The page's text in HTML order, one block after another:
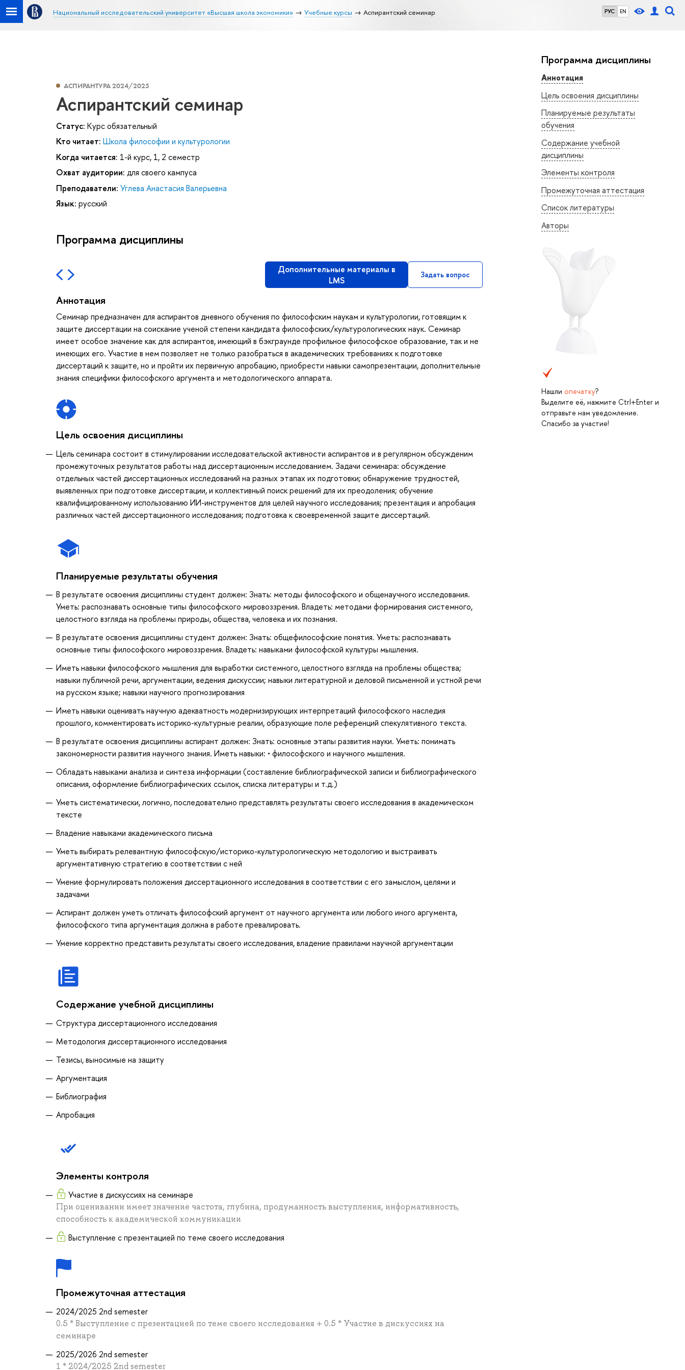
РУС EN
Национальный исследовательский университет «Высшая школа экономики» Учебные курсы Аспирантский семинар
Программа дисциплины
Аннотация
Цель освоения дисциплины
Планируемые результаты
обучения
Содержание учебной
дисциплины
Элементы контроля
Промежуточная аттестация
Список литературы
Авторы
Нашли опечатку?
Выделите её, нажмите Ctrl+Enter и
отправьте нам уведомление.
Спасибо за участие!
АСПИРАНТУРА 2024/2025
Аспирантский семинар
Статус: Курс обязательный
Кто читает: Школа философии и культурологии
Когда читается: 1-й курс, 1, 2 семестр
Охват аудитории: для своего кампуса
Преподаватели: Углева Анастасия Валерьевна
Язык: русский
Программа дисциплины
Дополнительные материалы в
LMS
Задать вопрос
Аннотация
Семинар предназначен для аспирантов дневного обучения по философским наукам и культурологии, готовящим к
защите диссертации на соискание ученой степени кандидата философских/культурологических наук. Семинар
имеет особое значение как для аспирантов, имеющий в бэкграунде профильное философское образование, так и не
имеющих его. Участие в нем позволяет не только разобраться в академических требованиях к подготовке
диссертаций к защите, но и пройти их первичную апробацию, приобрести навыки самопрезентации, дополнительные
знания специфики философского аргумента и методологического аппарата.
Цель освоения дисциплины
Цель семинара состоит в стимулировании исследовательской активности аспирантов и в регулярном обсужденим
промежуточных результатов работы над диссертационным исследованием. Задачи семинара: обсуждение
отдельных частей диссертационных исследований на разных этапах их подготовки; обнаружение трудностей,
выявленных при подготовке диссертации, и коллективный поиск решений для их преодоления; обучение
квалифицированному использованию ИИ-инструментов для целей научного исследования; презентация и апробация
различных частей диссертационного исследования; подготовка к своевременной защите диссертаций.
Планируемые результаты обучения
В результате освоения дисциплины студент должен: Знать: методы философского и общенаучного исследования.
Уметь: распознавать основные типы философского мировоззрения. Владеть: методами формирования системного,
целостного взгляда на проблемы природы, общества, человека и их познания.
В результате освоения дисциплины студент должен: Знать: общефилософские понятия. Уметь: распознавать
основные типы философского мировоззрения. Владеть: навыками философской культуры мышления.
Иметь навыки философского мышления для выработки системного, целостного взгляда на проблемы общества;
навыки публичной речи, аргументации, ведения дискуссии; навыки литературной и деловой письменной и устной речи
на русском языке; навыки научного прогнозирования
Иметь навыки оценивать научную адекватность модернизирующих интерпретаций философского наследия
прошлого, комментировать историко-культурные реалии, образующие поле референций спекулятивного текста.
В результате освоения дисциплины аспирант должен: Знать: основные этапы развития науки. Уметь: понимать
закономерности развития научного знания. Иметь навыки: • философского и научного мышления.
Обладать навыками анализа и синтеза информации (составление библиографической записи и библиографического
описания, оформление библиографических ссылок, списка литературы и т.д.)
Уметь систематически, логично, последовательно представлять результаты своего исследования в академическом
тексте
Владение навыками академического письма
Уметь выбирать релевантную философскую/историко-культурологическую методологию и выстраивать
аргументативную стратегию в соответствии с ней
Умение формулировать положения диссертационного исследования в соответствии с его замыслом, целями и
задачами
Аспирант должен уметь отличать философский аргумент от научного аргумента или любого иного аргумента,
философского типа аргументация должна в работе превалировать.
Умение корректно представить результаты своего исследования, владение правилами научной аргументации
Содержание учебной дисциплины
Структура диссертационного исследования
Методология диссертационного исследования
Тезисы, выносимые на защиту
Аргументация
Библиография
Апробация
Элементы контроля
Участие в дискуссиях на семинаре
При оценивании имеет значение частота, глубина, продуманность выступления, информативность,
способность к академической коммуникации
Выступление с презентацией по теме своего исследования
Промежуточная аттестация
2024/2025 2nd semester
0.5 * Выступление с презентацией по теме своего исследования + 0.5 * Участие в дискуссиях на
семинаре
2025/2026 2nd semester
1 * 2024/2025 2nd semester